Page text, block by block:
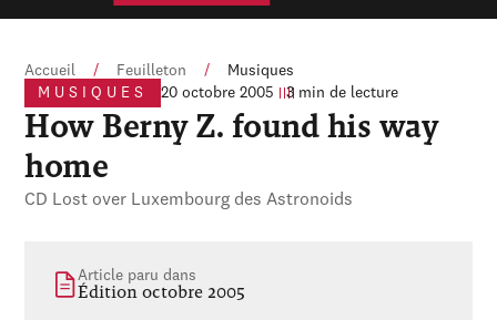
Accueil / Feuilleton /
Musiques
MUSIQUES
20 octobre 2005 3 min de lecture
How Berny Z. found his way
home
CD Lost over Luxembourg des Astronoids
Article paru dans
Édition octobre 2005